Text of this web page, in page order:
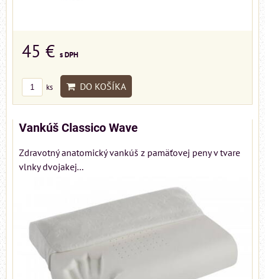
45 € s DPH
ks DO KOŠÍKA
Vankúš Classico Wave
Zdravotný anatomický vankúš z pamäťovej peny v tvare
vlnky dvojakej...